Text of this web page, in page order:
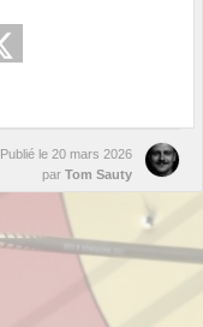
Publié le 20 mars 2026
par Tom Sauty